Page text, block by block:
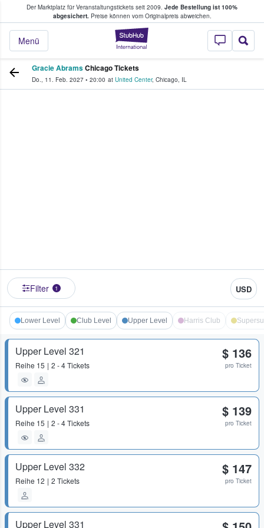
Der Marktplatz für Veranstaltungstickets seit 2009. Jede Bestellung ist 100%
abgesichert.Preise können vom Originalpreis abweichen.
StubHub - Wo
Menü
Tickets kaufen & verkaufen
Gracie AbramsChicago Tickets
Do., 11. Feb. 2027 • 20:00 at United Center, Chicago, IL
Filter 1 USD
Lower Level Club Level Upper Level Harris Club
Upper Level 321
Reihe 15 2 - 4 Tickets
$ 136
pro Ticket
Upper Level 331
Reihe 15 2 - 4 Tickets
$ 139
pro Ticket
Upper Level 332
Reihe 12 2 Tickets
$ 147
pro Ticket
Upper Level 331